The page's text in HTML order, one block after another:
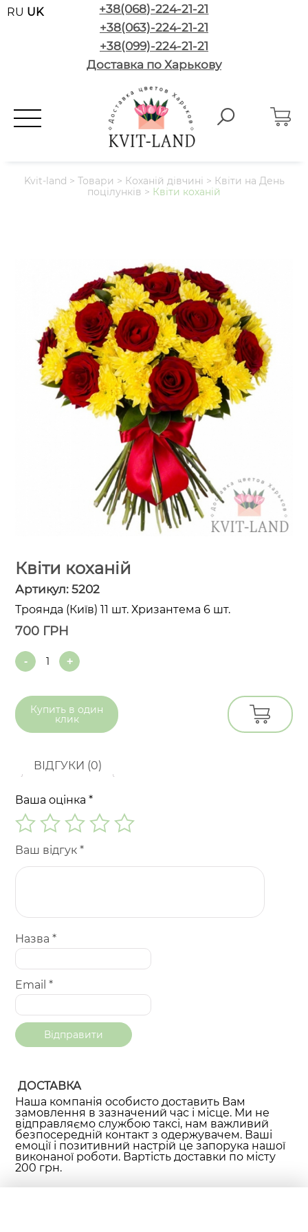
RU UK
+38(068)-224-21-21
+38(063)-224-21-21
+38(099)-224-21-21
Доставка по Харькову
Kvit-land > Товари > Коханій дівчині > Квіти на День
поцілунків > Квіти коханій
Квіти коханій
Артикул:5202
Троянда (Київ) 11 шт. Хризантема 6 шт.
700 ГРН
Quantity
Купить в один
клик
ВІДГУКИ (0)
Ваша оцінка*
Ваш відгук*
Назва*
Email*
ДОСТАВКА
Наша компанія особисто доставить Вам
замовлення в зазначений час і місце. Ми не
відправляємо службою таксі, нам важливий
безпосередній контакт з одержувачем. Ваші
емоції і позитивний настрій це запорука нашої
виконаної роботи. Вартість доставки по місту
200 грн.